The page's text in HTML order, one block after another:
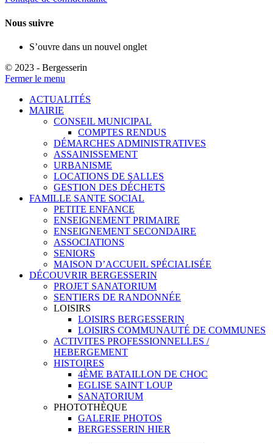
Nous suivre
S’ouvre dans un nouvel onglet
© 2023 - Bergesserin
Fermer le menu
ACTUALITÉS
MAIRIE
CONSEIL MUNICIPAL
COMPTES RENDUS
DÉMARCHES ADMINISTRATIVES
ASSAINISSEMENT
URBANISME
LOCATIONS DE SALLES
GESTION DES DÉCHETS
FAMILLE SANTE SOCIAL
PETITE ENFANCE
ENSEIGNEMENT PRIMAIRE
ENSEIGNEMENT SECONDAIRE
ASSOCIATIONS
SENIORS
MAISON D’ACCUEIL SPÉCIALISÉE
DÉCOUVRIR BERGESSERIN
PROJET SANATORIUM
SENTIERS DE RANDONNÉE
LOISIRS
LOISIRS BERGESSERIN
LOISIRS COMMUNAUTÉ DE COMMUNES
ACTIVITES PROFESSIONNELLES /
HEBERGEMENT
HISTOIRES
4ÈME BATAILLON DE CHOC
EGLISE SAINT LOUP
SANATORIUM
PHOTOTHÈQUE
GALERIE PHOTOS
BERGESSERIN HIER